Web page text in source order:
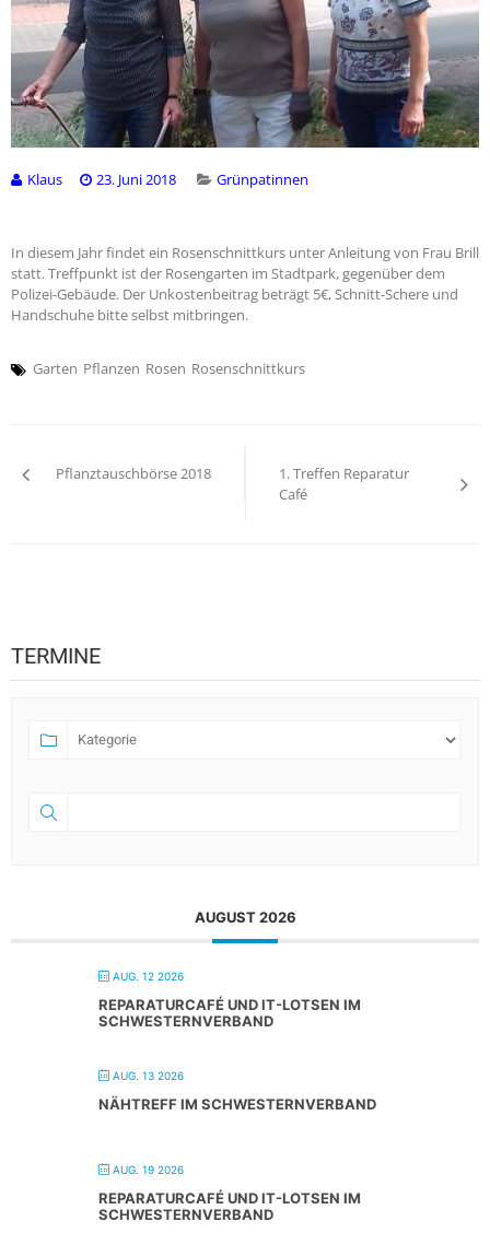
Klaus 23. Juni 2018 Grünpatinnen
In diesem Jahr findet ein Rosenschnittkurs unter Anleitung von Frau Brill
statt. Treffpunkt ist der Rosengarten im Stadtpark, gegenüber dem
Polizei-Gebäude. Der Unkostenbeitrag beträgt 5€, Schnitt-Schere und
Handschuhe bitte selbst mitbringen.
Garten Pflanzen Rosen Rosenschnittkurs
Pflanztauschbörse 2018
1. Treffen Reparatur
Café
TERMINE
AUGUST 2026
AUG. 12 2026
REPARATURCAFÉ UND IT-LOTSEN IM
SCHWESTERNVERBAND
AUG. 13 2026
NÄHTREFF IM SCHWESTERNVERBAND
AUG. 19 2026
REPARATURCAFÉ UND IT-LOTSEN IM
SCHWESTERNVERBAND